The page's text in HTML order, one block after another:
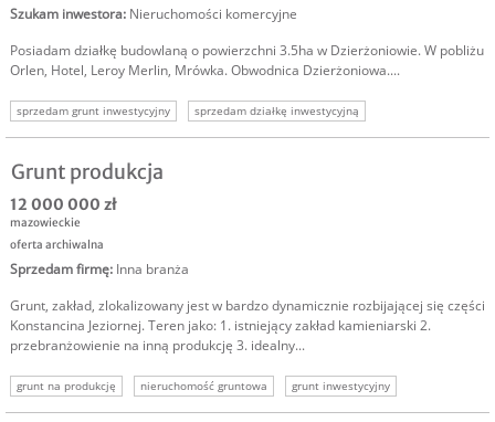
Szukam inwestora: Nieruchomości komercyjne
Posiadam działkę budowlaną o powierzchni 3.5ha w Dzierżoniowie. W pobliżu
Orlen, Hotel, Leroy Merlin, Mrówka. Obwodnica Dzierżoniowa....
sprzedam grunt inwestycyjny
sprzedam działkę inwestycyjną
nieruchomość gruntowa
nieruchomości komercyjne
nieruchomości inwestycyjne
Grunt produkcja
12 000 000 zł
mazowieckie
oferta archiwalna
Sprzedam firmę: Inna branża
Grunt, zakład, zlokalizowany jest w bardzo dynamicznie rozbijającej się części
Konstancina Jeziornej. Teren jako: 1. istniejący zakład kamieniarski 2.
przebranżowienie na inną produkcję 3. idealny...
grunt na produkcję nieruchomość gruntowa
grunt inwestycyjny
grunt komercyjny
nieruchomość komercyjna nieruchomość inwestycyjna